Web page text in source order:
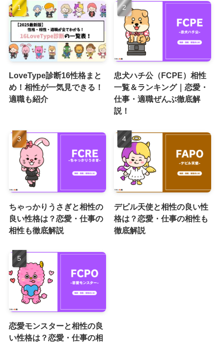
LoveType診断16性格まと
め！相性が一気見できる！
適職も紹介
忠犬ハチ公（FCPE）相性
一覧＆ランキング｜恋愛・
仕事・適職ぜんぶ徹底解
説！
ちゃっかりうさぎと相性の
良い性格は？恋愛・仕事の
相性も徹底解説
デビル天使と相性の良い性
格は？恋愛・仕事の相性も
徹底解説
恋愛モンスターと相性の良
い性格は？恋愛・仕事の相